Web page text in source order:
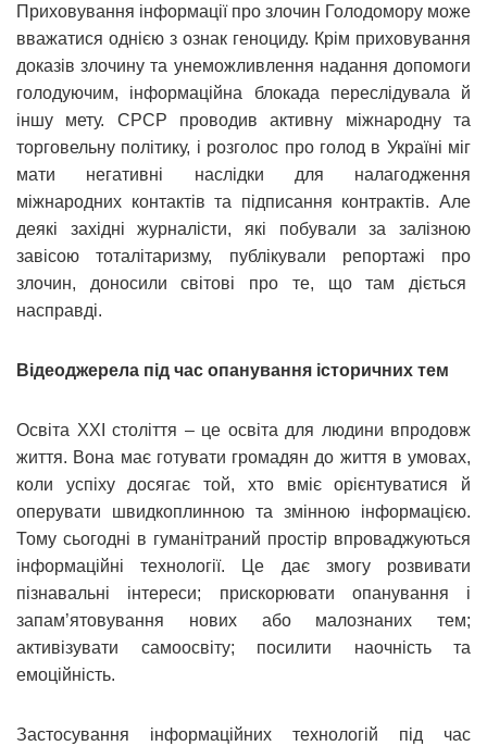
Приховування інформації про злочин Голодомору може
вважатися однією з ознак геноциду. Крім приховування
доказів злочину та унеможливлення надання допомоги
голодуючим, інформаційна блокада переслідувала й
іншу мету. СРСР проводив активну міжнародну та
торговельну політику, і розголос про голод в Україні міг
мати негативні наслідки для налагодження
міжнародних контактів та підписання контрактів. Але
деякі західні журналісти, які побували за залізною
завісою тоталітаризму, публікували репортажі про
злочин, доносили світові про те, що там діється
насправді.
Відеоджерела під час опанування історичних тем
Освіта ХХІ століття – це освіта для людини впродовж
життя. Вона має готувати громадян до життя в умовах,
коли успіху досягає той, хто вміє орієнтуватися й
оперувати швидкоплинною та змінною інформацією.
Тому сьогодні в гуманітраний простір впроваджуються
інформаційні технології. Це дає змогу розвивати
пізнавальні інтереси; прискорювати опанування і
запам’ятовування нових або малознаних тем;
активізувати самоосвіту; посилити наочність та
емоційність.
Застосування інформаційних технологій під час